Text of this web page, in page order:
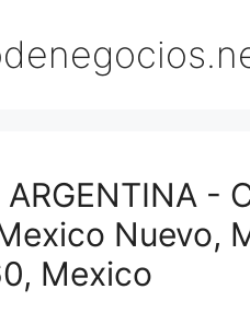
ARGENTINA -
Nuevo,
Mexico